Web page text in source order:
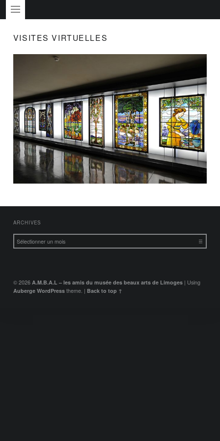
VISITES VIRTUELLES
FOOTER SIDEBAR
ARCHIVES
Archives
© 2026 A.M.B.A.L – les amis du musée des beaux arts de Limoges | Using
Auberge WordPresstheme. | Back to top ↑